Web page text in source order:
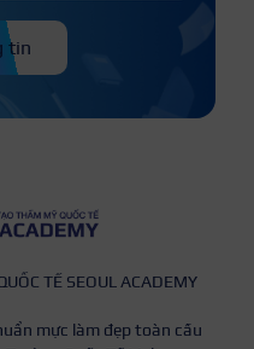
tin
TẾ SEOUL ACADEMY
mực làm đẹp toàn cầu